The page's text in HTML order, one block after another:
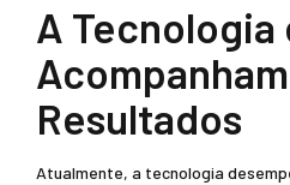
A Tecnologia
Resultados
Atualmente, a tecnologia